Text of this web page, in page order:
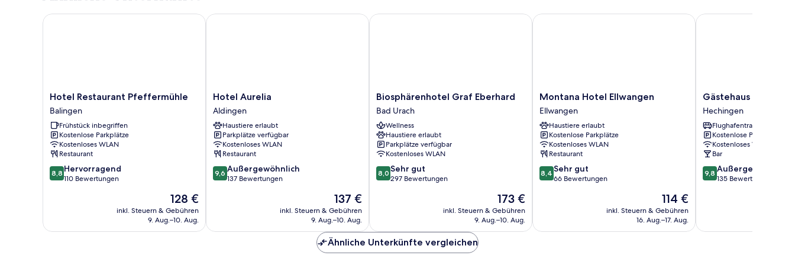
Hotel
Restaurant
Pfeffermühle
Balingen
Hotel Restaurant Pfeffermühle
Balingen
Frühstück inbegriffen
Kostenlose Parkplätze
Kostenloses WLAN
Restaurant
8.8
von
8,8 Hervorragend
110 Bewertungen
Der
Preis
beträgt
128 €
inkl. Steuern & Gebühren
9. Aug.–10. Aug.
Hotel Restaurant Pfeffermühle
Hotel
Aurelia
Aldingen
Hotel Aurelia
Aldingen
Haustiere erlaubt
Parkplätze verfügbar
Kostenloses WLAN
Restaurant
9.6
von
9,6 Außergewöhnlich
137 Bewertungen
Der
Preis
beträgt
137 €
inkl. Steuern & Gebühren
9. Aug.–10. Aug.
Hotel Aurelia
Biosphärenhotel
Graf
Eberhard
Bad
Urach
Biosphärenhotel Graf Eberhard
Bad Urach
Wellness
Haustiere erlaubt
Parkplätze verfügbar
Kostenloses WLAN
8.0
von
Bewertungen
8,0 Sehr gut
297 Bewertungen
Der
Preis
beträgt
173 €
inkl. Steuern & Gebühren
9. Aug.–10. Aug.
Biosphärenhotel Graf Eberhard
Montana
Hotel
Ellwangen
Ellwangen
Montana Hotel Ellwangen
Ellwangen
Haustiere erlaubt
Kostenlose Parkplätze
Kostenloses WLAN
Restaurant
8.4
von
Bewertungen
8,4 Sehr gut
66 Bewertungen
Der
Preis
beträgt
114 €
inkl. Steuern & Gebühren
16. Aug.–17. Aug.
Montana Hotel Ellwangen
Gästehaus
Unsere
Stadtvilla
Hechingen
Gästehaus Unsere
Hechingen
Flughafentransfer
Kostenlose Parkplätze
Kostenloses WLAN
Bar
9.8
von
9,8 Außergewöhnlich
135 Bewertungen
Gästehaus Unsere
Ähnliche Unterkünfte vergleichen